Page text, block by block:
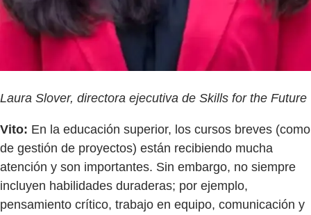
Laura Slover, directora ejecutiva de Skills for the Future
Vito: En la educación superior, los cursos breves (como
de gestión de proyectos) están recibiendo mucha
atención y son importantes. Sin embargo, no siempre
incluyen habilidades duraderas; por ejemplo,
pensamiento crítico, trabajo en equipo, comunicación y